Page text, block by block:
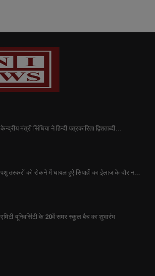
केन्द्रीय मंत्री सिंधिया ने हिन्दी पत्रकारिता द्विशताब्दी...
पशु तस्करों को रोकने में घायल हुऐ सिपाही का ईलाज के दौरान...
एमिटी यूनिवर्सिटी के 20वें समर स्कूल बैच का शुभारंभ